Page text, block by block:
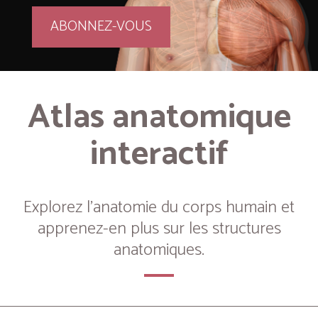
ABONNEZ-VOUS
Atlas anatomique
interactif
Explorez l’anatomie du corps humain et
apprenez-en plus sur les structures
anatomiques.